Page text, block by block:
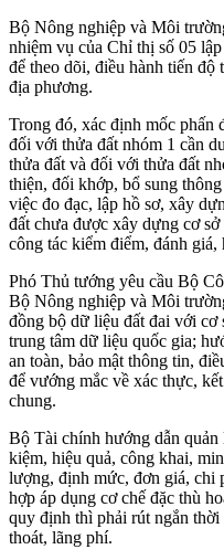
Bộ Nông nghiệp và Môi
nhiệm vụ của Chỉ thị số 05
để theo dõi, điều hành tiến
địa phương.
Trong đó, xác định mốc phấn
đối với thửa đất nhóm 1 cần
thửa đất và đối với thửa đất
thiện, đối khớp, bổ sung
việc đo đạc, lập hồ sơ, xây
đất chưa được xây dựng cơ
công tác kiểm điểm, đánh
Phó Thủ tướng yêu cầu Bộ
Bộ Nông nghiệp và Môi
đồng bộ dữ liệu đất đai với cơ
trung tâm dữ liệu quốc gia;
an toàn, bảo mật thông tin,
để vướng mắc về xác thực,
chung.
Bộ Tài chính hướng dẫn
kiệm, hiệu quả, công khai,
lượng, định mức, đơn giá, chi
hợp áp dụng cơ chế đặc thù
quy định thì phải rút ngắn
thoát, lãng phí.